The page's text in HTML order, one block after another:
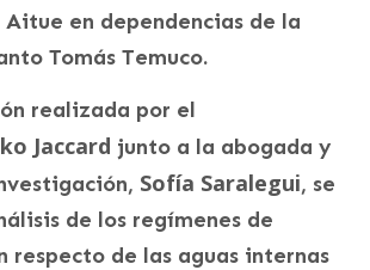
Aitue en dependencias de la
Tomás Temuco.
realizada por el
Jaccard junto a la abogada y
Sofía Saralegui, se
de los regímenes de
respecto de las aguas internas